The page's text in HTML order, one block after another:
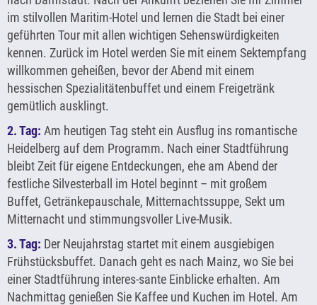
im stilvollen Maritim-Hotel und lernen die Stadt bei einer
geführten Tour mit allen wichtigen Sehenswürdigkeiten
kennen. Zurück im Hotel werden Sie mit einem Sektempfang
willkommen geheißen, bevor der Abend mit einem
hessischen Spezialitätenbuffet und einem Freigetränk
gemütlich ausklingt.
2. Tag: Am heutigen Tag steht ein Ausflug ins romantische
Heidelberg auf dem Programm. Nach einer Stadtführung
bleibt Zeit für eigene Entdeckungen, ehe am Abend der
festliche Silvesterball im Hotel beginnt – mit großem
Buffet, Getränkepauschale, Mitternachtssuppe, Sekt um
Mitternacht und stimmungsvoller Live-Musik.
3. Tag: Der Neujahrstag startet mit einem ausgiebigen
Frühstücksbuffet. Danach geht es nach Mainz, wo Sie bei
einer Stadtführung interes-sante Einblicke erhalten. Am
Nachmittag genießen Sie Kaffee und Kuchen im Hotel. Am